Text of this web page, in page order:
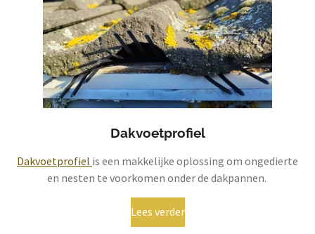
Dakvoetprofiel
Dakvoetprofiel is een makkelijke oplossing om ongedierte
en nesten te voorkomen onder de dakpannen.
Lees verder